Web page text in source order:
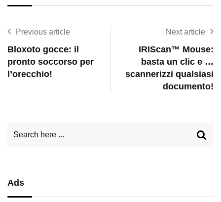
Previous article
Bloxoto gocce: il
pronto soccorso per
l’orecchio!
Next article
IRIScan™ Mouse:
basta un clic e …
scannerizzi qualsiasi
documento!
Ads